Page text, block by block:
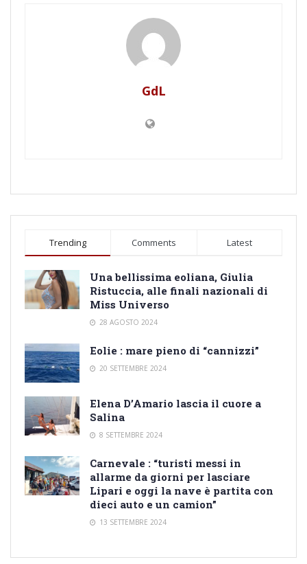
GdL
Trending Comments Latest
Una bellissima eoliana, Giulia
Ristuccia, alle finali nazionali di
Miss Universo
28 AGOSTO 2024
Eolie : mare pieno di “cannizzi”
20 SETTEMBRE 2024
Elena D’Amario lascia il cuore a
Salina
8 SETTEMBRE 2024
Carnevale : “turisti messi in
allarme da giorni per lasciare
Lipari e oggi la nave è partita con
dieci auto e un camion”
13 SETTEMBRE 2024